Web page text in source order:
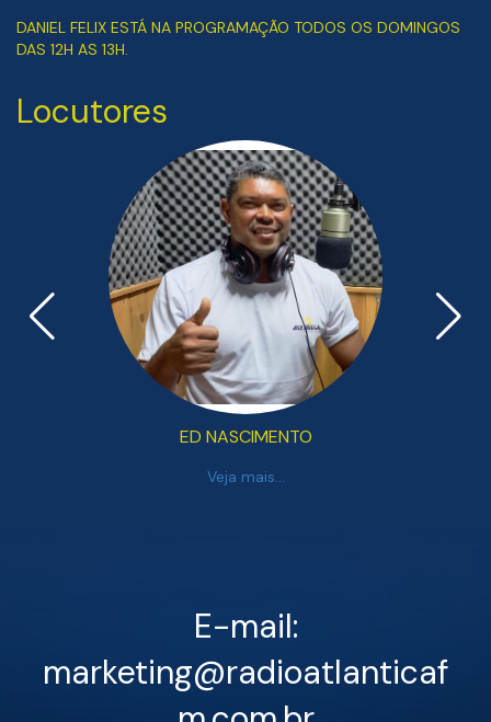
DANIEL FELIX ESTÁ NA PROGRAMAÇÃO TODOS OS DOMINGOS
DAS 12H AS 13H.
Locutores
ED NASCIMENTO
Veja mais...
E-mail:
marketing@radioatlanticaf